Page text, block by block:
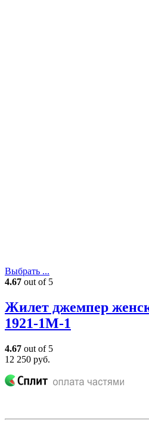
Выбрать ...
4.67 out of 5
Жилет джемпер
1921-1M-1
4.67 out of 5
12 250 руб.